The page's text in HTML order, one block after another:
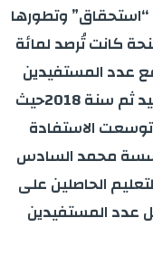
وتطورها
قال إن المنحة كانت تُرصد لمائة
عدد المستفيدين
بحلول سنة 2007ليصل إلى 500مستفيد ثم سنة 2018حيث
الاستفادة
محمد السادس
الحاصلين على
عدد المستفيدين